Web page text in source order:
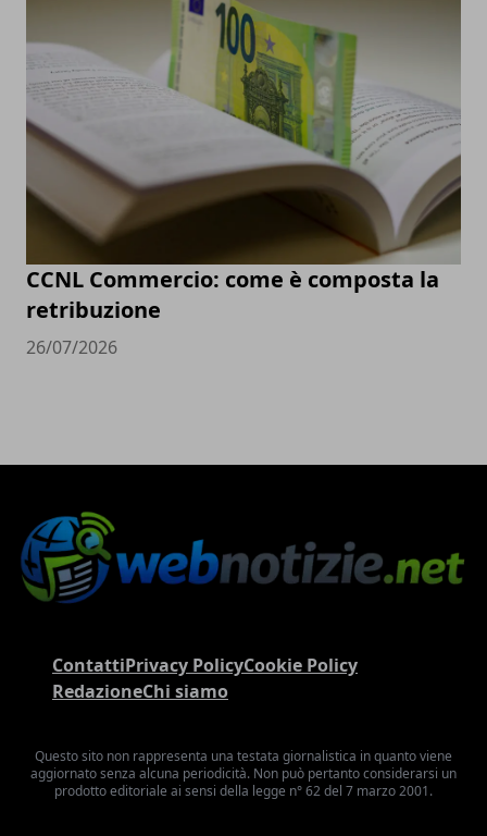
CCNL Commercio: come è composta la
retribuzione
26/07/2026
ContattiPrivacy PolicyCookie Policy
RedazioneChi siamo
Questo sito non rappresenta una testata giornalistica in quanto viene
aggiornato senza alcuna periodicità. Non può pertanto considerarsi un
prodotto editoriale ai sensi della legge n° 62 del 7 marzo 2001.